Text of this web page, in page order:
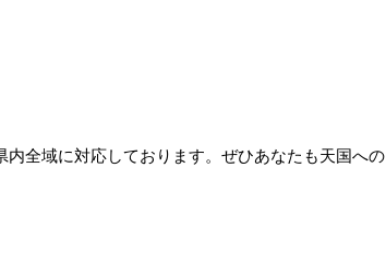
全域に対応しております。ぜひあなたも天国への